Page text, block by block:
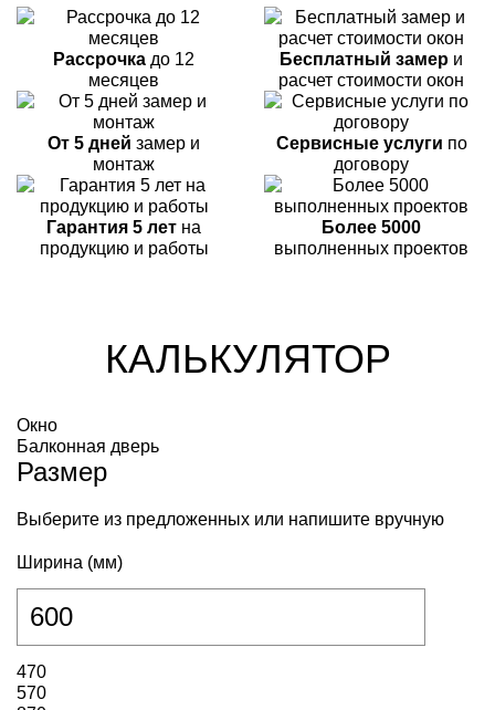
Рассрочка до 12
месяцев
Бесплатный замер и
расчет стоимости окон
От 5 дней замер и
монтаж
Сервисные услуги по
договору
Гарантия 5 лет на
продукцию и работы
Более 5000
выполненных проектов
КАЛЬКУЛЯТОР
Окно
Балконная дверь
Размер
Выберите из предложенных или напишите вручную
Ширина (мм)
470
570